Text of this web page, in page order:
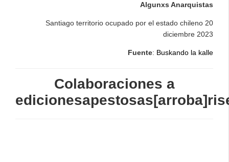
Algunxs Anarquistas
Santiago territorio ocupado por el estado chileno 20
diciembre 2023
Fuente: Buskando la kalle
Colaboraciones a